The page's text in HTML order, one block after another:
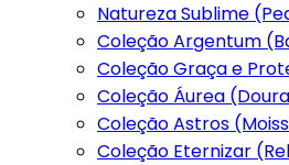
Natureza Sublime
Coleção Argentum
Coleção Graça e
Coleção Áurea
Coleção Astros
Coleção Eternizar